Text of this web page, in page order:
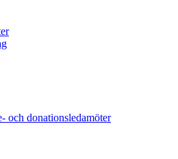
och donationsledamöter